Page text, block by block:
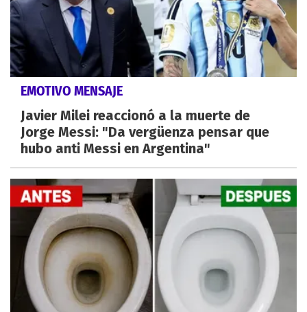
EMOTIVO MENSAJE
Javier Milei reaccionó a la muerte de
Jorge Messi: "Da vergüenza pensar que
hubo anti Messi en Argentina"